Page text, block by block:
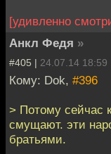
[удивленно
Анкл Федя »
#405 | 24.07.14 18:59
Кому: Dok, #396
> Потому сейчас
смущают. эти
братьями.